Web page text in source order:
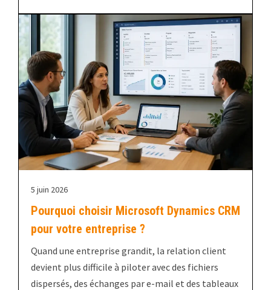
5 juin 2026
Pourquoi choisir Microsoft Dynamics CRM
pour votre entreprise ?
Quand une entreprise grandit, la relation client
devient plus difficile à piloter avec des fichiers
dispersés, des échanges par e-mail et des tableaux